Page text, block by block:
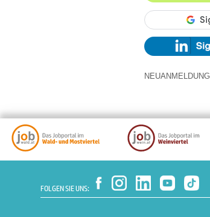
NEUANMELDUNG
FOLGEN SIE UNS: